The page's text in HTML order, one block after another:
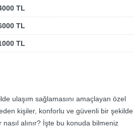
TL
TL
TL
ulaşım sağlamasını amaçlayan özel
kişiler, konforlu ve güvenli bir şekilde
alınır? İşte bu konuda bilmeniz